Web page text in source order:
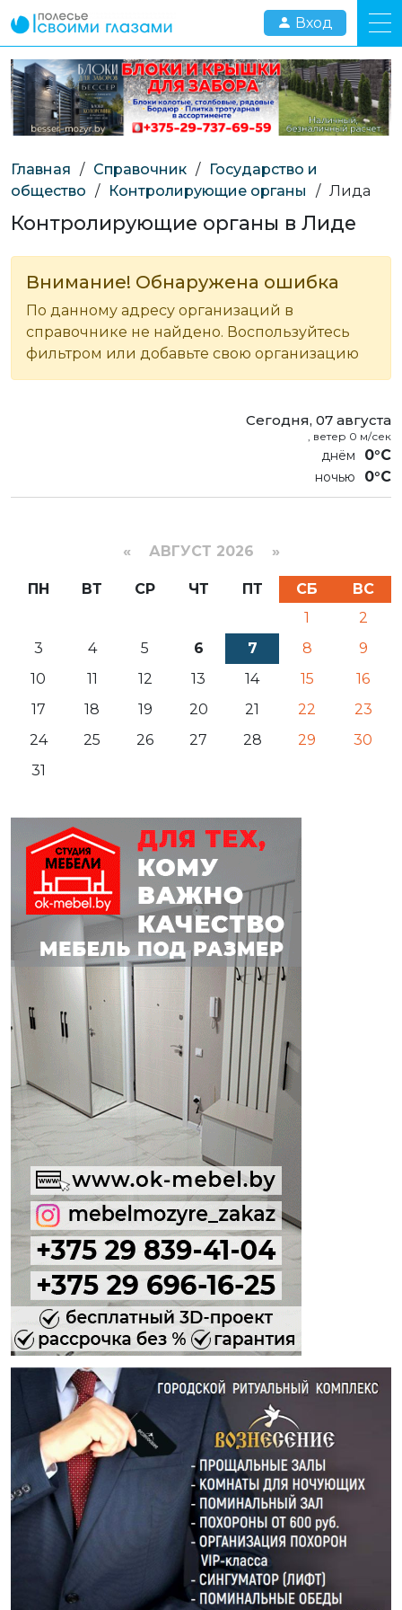
Вход
Главная / Справочник /
Государство и
общество / Контролирующие органы / Лида
Контролирующие органы в Лиде
Внимание! Обнаружена ошибка
По данному адресу организаций в
справочнике не найдено. Воспользуйтесь
фильтром или добавьте свою организацию
Сегодня, 07 августа
, ветер 0 м/сек
0°C
0°C
« АВГУСТ 2026 »
ПН ВТ СР ЧТ ПТ СБ
ВС
1
2
3
4 5 6 7 8
9
10
11 12 13 14 15
16
17
18 19 20 21 22
23
24
25 26 27 28 29
30
31